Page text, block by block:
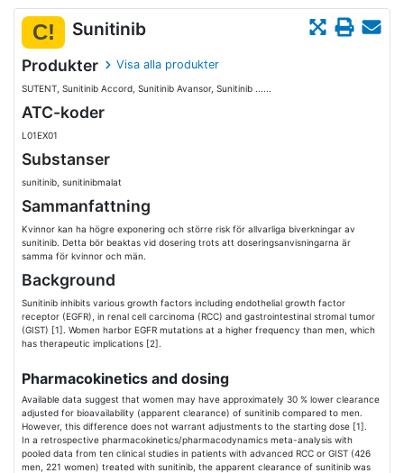
C! Sunitinib
Produkter Visa alla produkter
SUTENT, Sunitinib Accord, Sunitinib Avansor, Sunitinib ......
ATC-koder
L01EX01
Substanser
sunitinib, sunitinibmalat
Sammanfattning
Kvinnor kan ha högre exponering och större risk för allvarliga biverkningar av
sunitinib. Detta bör beaktas vid dosering trots att doseringsanvisningarna är
samma för kvinnor och män.
Background
Sunitinib inhibits various growth factors including endothelial growth factor
receptor (EGFR), in renal cell carcinoma (RCC) and gastrointestinal stromal tumor
(GIST) [1]. Women harbor EGFR mutations at a higher frequency than men, which
has therapeutic implications [2].
Pharmacokinetics and dosing
Available data suggest that women may have approximately 30 % lower clearance
adjusted for bioavailability (apparent clearance) of sunitinib compared to men.
However, this difference does not warrant adjustments to the starting dose [1].
In a retrospective pharmacokinetics/pharmacodynamics meta-analysis with
pooled data from ten clinical studies in patients with advanced RCC or GIST (426
men, 221 women) treated with sunitinib, the apparent clearance of sunitinib was